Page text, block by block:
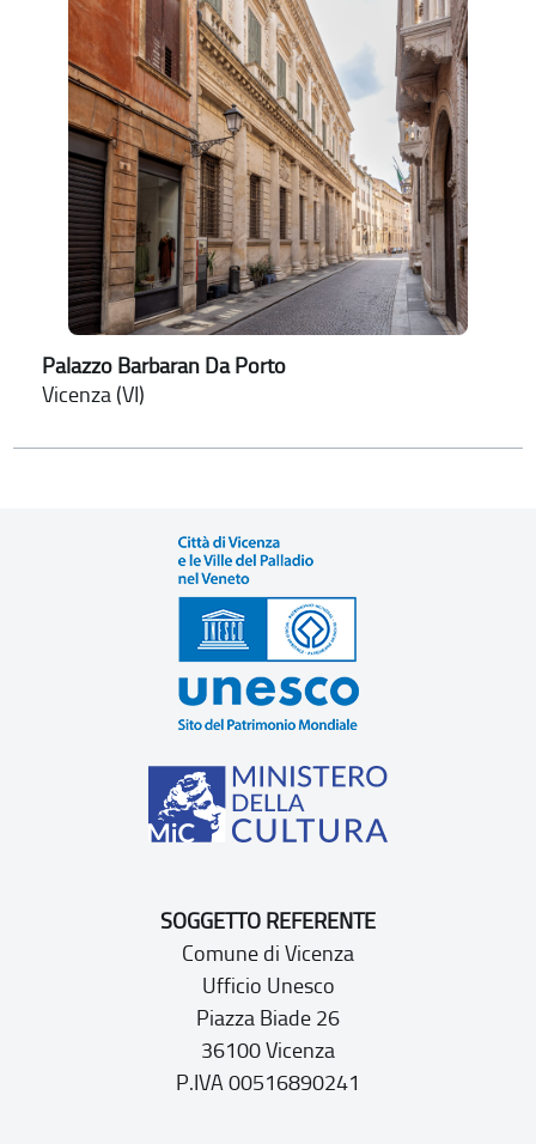
Palazzo Barbaran Da Porto
Vicenza (VI)
SOGGETTO REFERENTE
Comune di Vicenza
Ufficio Unesco
Piazza Biade 26
36100 Vicenza
P.IVA 00516890241